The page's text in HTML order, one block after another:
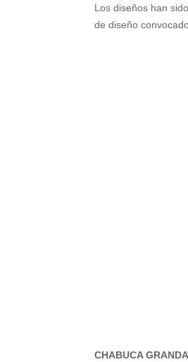
Los diseños han
de diseño
CHABUCA GRANDA